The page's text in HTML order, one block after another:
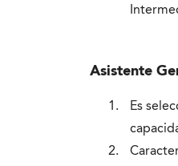
Asistente
Es